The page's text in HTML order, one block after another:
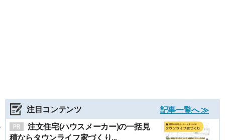
注目コンテンツ
記事一覧へ ≫
注文住宅(ハウスメーカー)の一括見
積ならタウンライフ家づくり...